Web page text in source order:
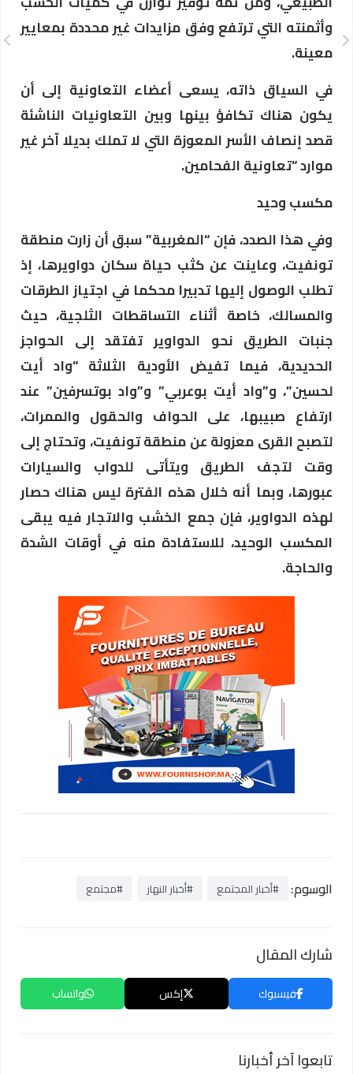
وأثمنته التي ترتفع وفق مزايدات غير محددة بمعايير
معينة.
في السياق ذاته، يسعى أعضاء التعاونية إلى أن
يكون هناك تكافؤ بينها وبين التعاونيات الناشئة
قصد إنصاف الأسر المعوزة التي لا تملك بديلا آخر غير
موارد “تعاونية الفحامين.
مكسب وحيد
وفي هذا الصدد، فإن “المغربية” سبق أن زارت منطقة
تونفيت، وعاينت عن كثب حياة سكان دواويرها، إذ
تطلب الوصول إليها تدبيرا محكما في اجتياز الطرقات
والمسالك، خاصة أثناء التساقطات الثلجية، حيث
جنبات الطريق نحو الدواوير تفتقد إلى الحواجز
الحديدية، فيما تفيض الأودية الثلاثة “واد أيت
لحسين”، و”واد أيت بوعربي” و”واد بوتسرفين” عند
ارتفاع صبيبها، على الحواف والحقول والممرات،
لتصبح القرى معزولة عن منطقة تونفيت، وتحتاج إلى
وقت لتجف الطريق ويتأتى للدواب والسيارات
عبورها، وبما أنه خلال هذه الفترة ليس هناك حصار
لهذه الدواوير، فإن جمع الخشب والاتجار فيه يبقى
المكسب الوحيد، للاستفادة منه في أوقات الشدة
والحاجة.
الوسوم: #أخبار المجتمع #أخبار النهار #مجتمع
شارك المقال
فيسبوك إكس واتساب
تابعوا آخر أخبارنا